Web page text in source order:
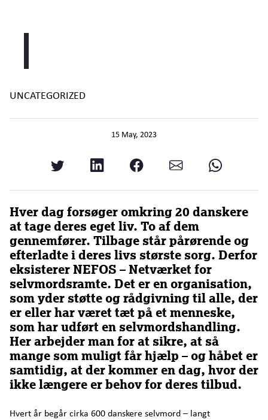
UNCATEGORIZED
15 May, 2023
Hver dag forsøger omkring 20 danskere
at tage deres eget liv. To af dem
gennemfører. Tilbage står pårørende og
efterladte i deres livs største sorg. Derfor
eksisterer NEFOS – Netværket for
selvmordsramte. Det er en organisation,
som yder støtte og rådgivning til alle, der
er eller har været tæt på et menneske,
som har udført en selvmordshandling.
Her arbejder man for at sikre, at så
mange som muligt får hjælp – og håbet er
samtidig, at der kommer en dag, hvor der
ikke længere er behov for deres tilbud.
Hvert år begår cirka 600 danskere selvmord – langt